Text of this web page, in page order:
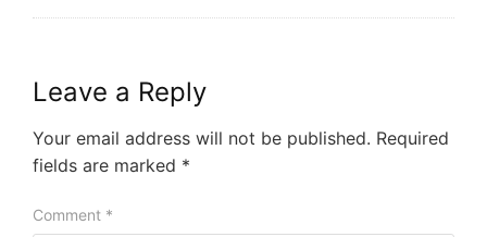
Leave a Reply
Your email address will not be published. Required
fields are marked *
Comment *